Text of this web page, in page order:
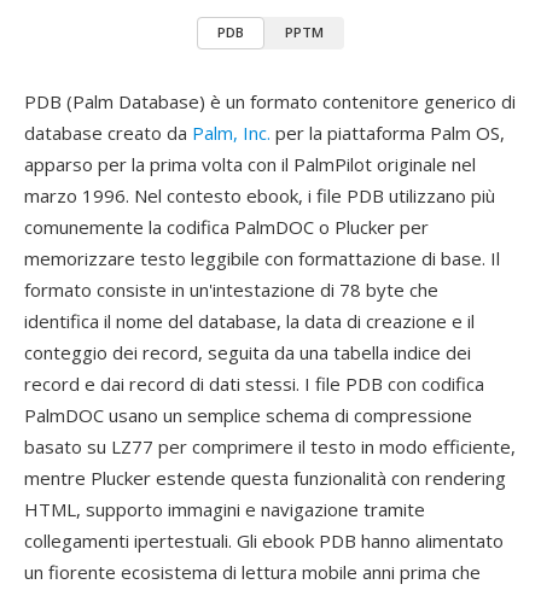
PDB PPTM
PDB (Palm Database) è un formato contenitore generico di
database creato da Palm, Inc. per la piattaforma Palm OS,
apparso per la prima volta con il PalmPilot originale nel
marzo 1996. Nel contesto ebook, i file PDB utilizzano più
comunemente la codifica PalmDOC o Plucker per
memorizzare testo leggibile con formattazione di base. Il
formato consiste in un'intestazione di 78 byte che
identifica il nome del database, la data di creazione e il
conteggio dei record, seguita da una tabella indice dei
record e dai record di dati stessi. I file PDB con codifica
PalmDOC usano un semplice schema di compressione
basato su LZ77 per comprimere il testo in modo efficiente,
mentre Plucker estende questa funzionalità con rendering
HTML, supporto immagini e navigazione tramite
collegamenti ipertestuali. Gli ebook PDB hanno alimentato
un fiorente ecosistema di lettura mobile anni prima che